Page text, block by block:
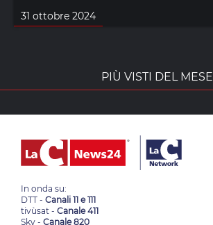
31 ottobre 2024
PIÙ VISTI DEL MESE
In onda su:
DTT - Canali 11 e 111
tivùsat - Canale 411
Sky - Canale 820